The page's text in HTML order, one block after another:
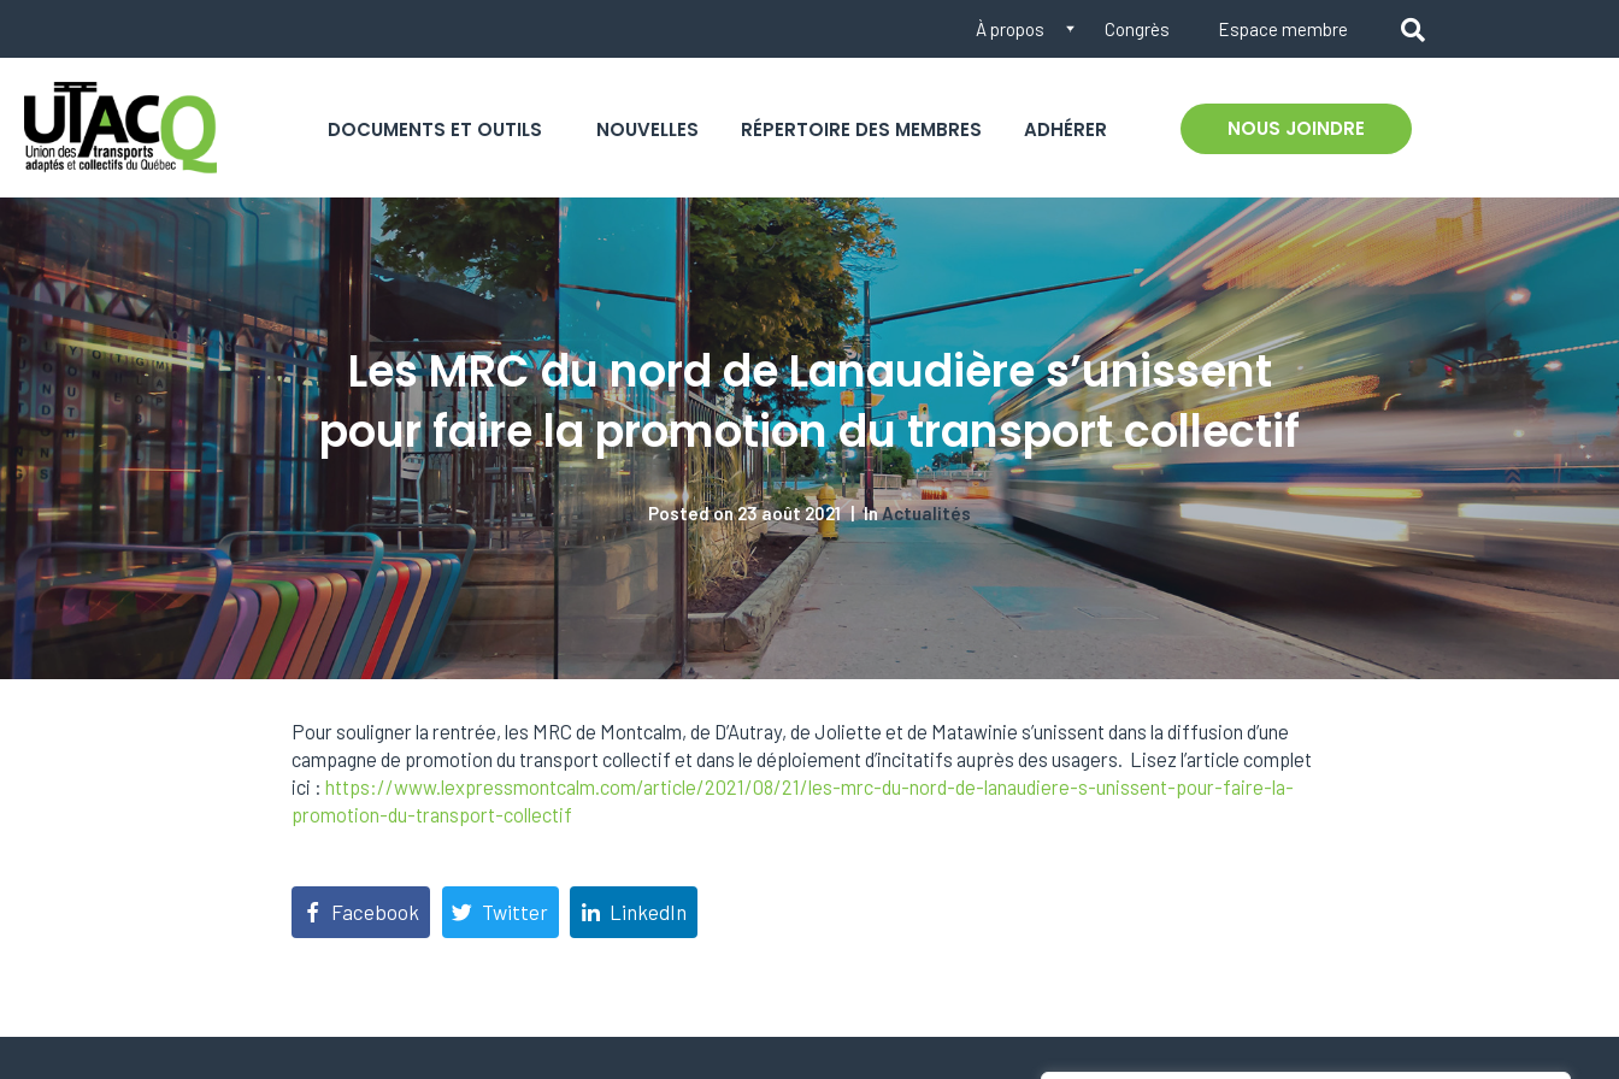
À propos Congrès Espace membre
DOCUMENTS ET OUTILS NOUVELLES RÉPERTOIRE DES MEMBRES ADHÉRER NOUS JOINDRE
Les MRC du nord de Lanaudière s’unissent
pour faire la promotion du transport collectif
Posted on23 août 2021 InActualités
Pour souligner la rentrée, les MRC de Montcalm, de D’Autray, de Joliette et de Matawinie s’unissent dans la diffusion d’une
campagne de promotion du transport collectif et dans le déploiement d’incitatifs auprès des usagers. Lisez l’article complet
ici : https://www.lexpressmontcalm.com/article/2021/08/21/les-mrc-du-nord-de-lanaudiere-s-unissent-pour-faire-la-
promotion-du-transport-collectif
Facebook Twitter LinkedIn